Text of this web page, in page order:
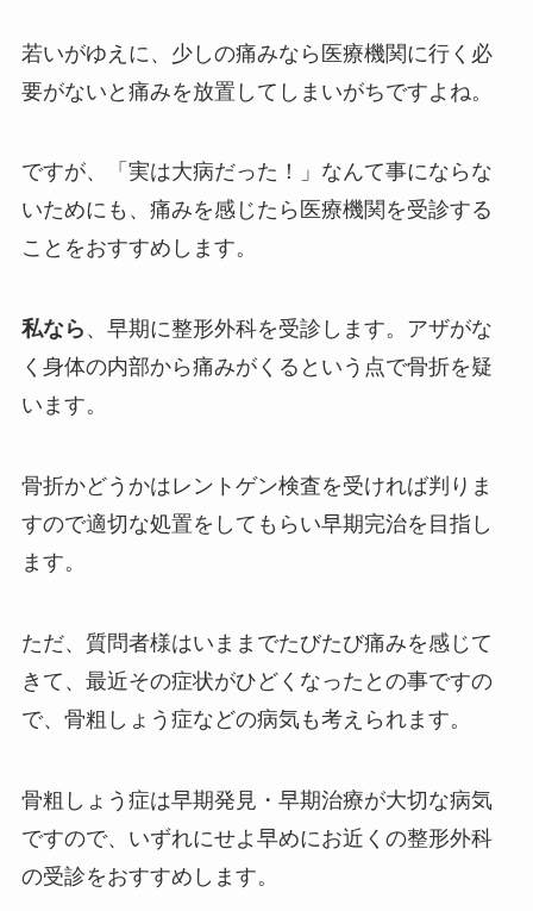
若いがゆえに、少しの痛みなら医療機関に行く必
要がないと痛みを放置してしまいがちですよね。
ですが、「実は大病だった！」なんて事にならな
いためにも、痛みを感じたら医療機関を受診する
ことをおすすめします。
私なら 、早期に整形外科を受診します。アザがな
く身体の内部から痛みがくるという点で骨折を疑
います。
骨折かどうかはレントゲン検査を受ければ判りま
すので適切な処置をしてもらい早期完治を目指し
ます。
ただ、質問者様はいままでたびたび痛みを感じて
きて、最近その症状がひどくなったとの事ですの
で、骨粗しょう症などの病気も考えられます。
骨粗しょう症は早期発見・早期治療が大切な病気
ですので、いずれにせよ早めにお近くの整形外科
の受診をおすすめします。